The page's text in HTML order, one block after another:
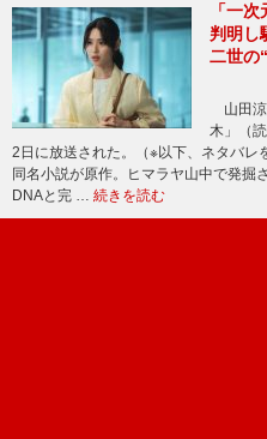
「一
判明し
二世の
山田涼
木」（
2日に放送された。（※以下、ネタバ
同名小説が原作。ヒマラヤ山中で発掘
DNAと完 … 続きを読む